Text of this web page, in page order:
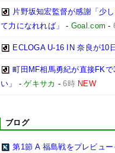
片野坂知宏監督が感謝「少
て力になれれば」
- Goal.com -
ECLOGA U-16 IN 奈良が10
町田MF相馬勇紀が直接FK
い」
-ゲキサカ -6時 NEW
ブログ
第1節 A 福島戦をプレビュー